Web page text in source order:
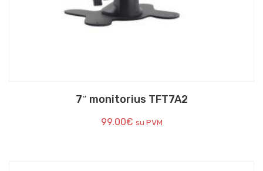
7″ monitorius TFT7A2
99.00€ su PVM